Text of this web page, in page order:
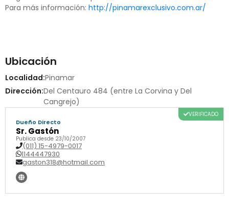
Para más información: http://pinamarexclusivo.com.ar/
Ubicación
Localidad:Pinamar
Dirección:Del Centauro 484 (entre La Corvina y Del
Cangrejo)
Dueño Directo
Sr. Gastón
Publica desde 23/10/2007
(011) 15-4979-0017
1144447930
gaston318@hotmail.com
VERIFICADO